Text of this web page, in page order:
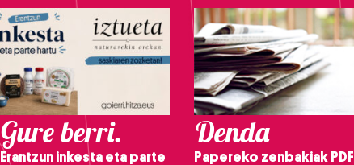
Gure berri.
Erantzun inkesta eta parte
Denda
Papereko zenbakiak PDF